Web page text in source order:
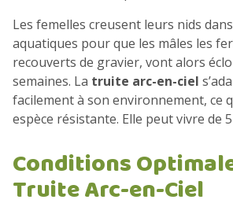
Les femelles creusent leurs nids
aquatiques pour que les mâles les
recouverts de gravier, vont alors
semaines. La truite arc-en-ciel
facilement à son environnement, ce
espèce résistante. Elle peut vivre de
Conditions
Truite Arc-en-Ciel